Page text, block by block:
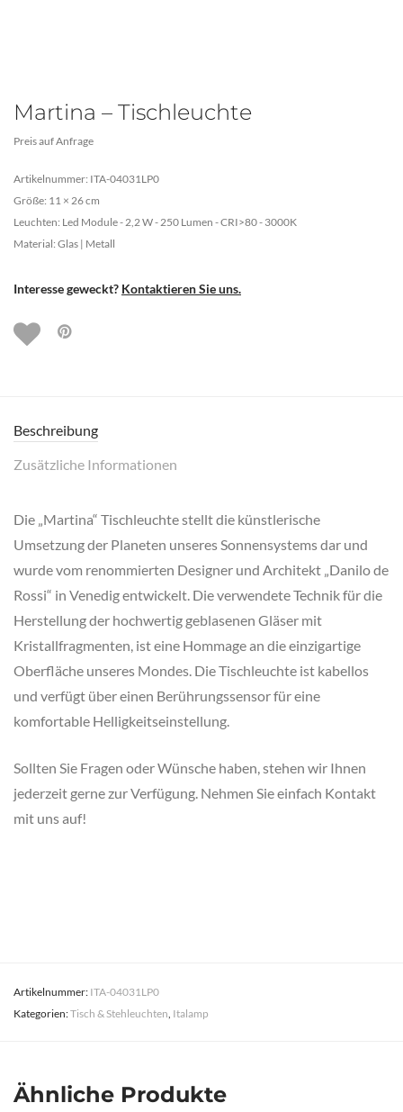
Martina – Tischleuchte
Preis auf Anfrage
Artikelnummer: ITA-04031LP0
Größe: 11 × 26 cm
Leuchten: Led Module - 2,2 W - 250 Lumen - CRI>80 - 3000K
Material: Glas | Metall
Interesse geweckt? Kontaktieren Sie uns.
Beschreibung
Zusätzliche Informationen
Die „Martina“ Tischleuchte stellt die künstlerische
Umsetzung der Planeten unseres Sonnensystems dar und
wurde vom renommierten Designer und Architekt „Danilo de
Rossi“ in Venedig entwickelt. Die verwendete Technik für die
Herstellung der hochwertig geblasenen Gläser mit
Kristallfragmenten, ist eine Hommage an die einzigartige
Oberfläche unseres Mondes. Die Tischleuchte ist kabellos
und verfügt über einen Berührungssensor für eine
komfortable Helligkeitseinstellung.
Sollten Sie Fragen oder Wünsche haben, stehen wir Ihnen
jederzeit gerne zur Verfügung. Nehmen Sie einfach Kontakt
mit uns auf!
Artikelnummer: ITA-04031LP0
Kategorien:Tisch & Stehleuchten Italamp
Ähnliche Produkte